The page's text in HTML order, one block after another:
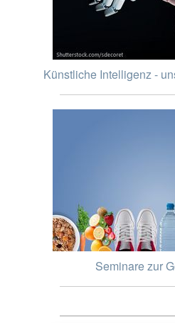
Künstliche Intelligenz -
Seminare zur